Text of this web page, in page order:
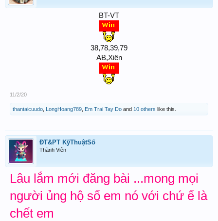
BT-VT
38,78,39,79
AB,Xiên
11/2/20
thantaicuudo LongHoang789 Em Trai Tay Do and 10 others like this.
ĐT&PT KỹThuậtSố
Thành Viên
Lâu lắm mới đăng bài ...mong mọi
người ủng hộ số em nó với chứ ế là
chết em